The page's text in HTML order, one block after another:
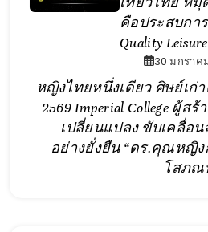
คือประสบก
Quality
30 มกราค
หญิงไทยหนึ่งเดียว ศิษย์เก่
2569 Imperial College ผู้สร้
เปลี่ยนแปลง ขับเคลื่อ
อย่างยั่งยืน “ดร.คุณหญิง
โสภณ